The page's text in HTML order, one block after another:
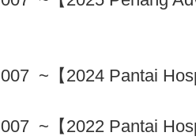
007 ~【2024 Pantai
007 ~【2022 Pantai